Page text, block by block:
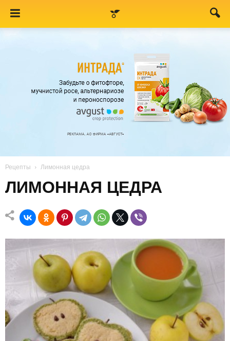
Рецепты Лимонная цедра
ЛИМОННАЯ ЦЕДРА